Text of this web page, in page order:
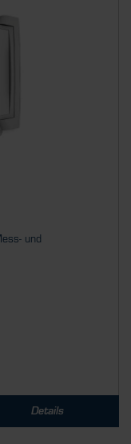
und
Details